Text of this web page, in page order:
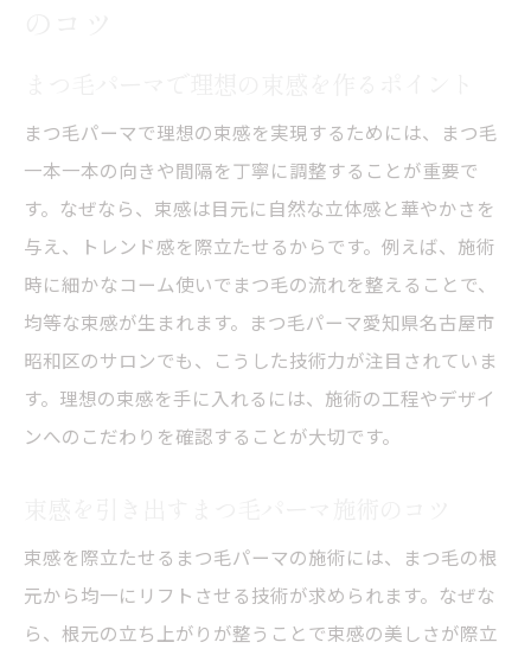
まつ毛パーマで理想の束感を実現するためには、まつ毛
一本一本の向きや間隔を丁寧に調整することが重要で
す。なぜなら、束感は目元に自然な立体感と華やかさを
与え、トレンド感を際立たせるからです。例えば、施術
時に細かなコーム使いでまつ毛の流れを整えることで、
均等な束感が生まれます。まつ毛パーマ愛知県名古屋市
昭和区のサロンでも、こうした技術力が注目されていま
す。理想の束感を手に入れるには、施術の工程やデザイ
ンへのこだわりを確認することが大切です。
束感を際立たせるまつ毛パーマの施術には、まつ毛の根
元から均一にリフトさせる技術が求められます。なぜな
ら、根元の立ち上がりが整うことで束感の美しさが際立